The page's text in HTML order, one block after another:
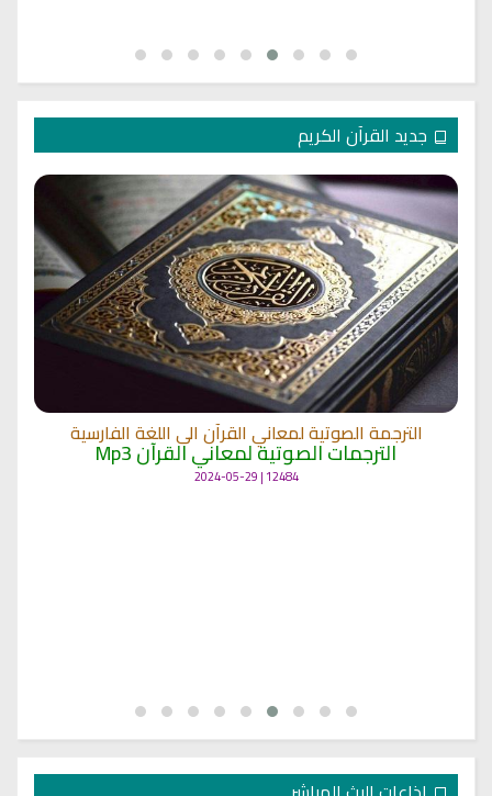
جديد القرآن الكريم
الترجمة الصوتية لمعاني القرآن الى اللغة الفارسية
الترجمات الصوتية لمعاني القرآن Mp3
12484 | 2024-05-29